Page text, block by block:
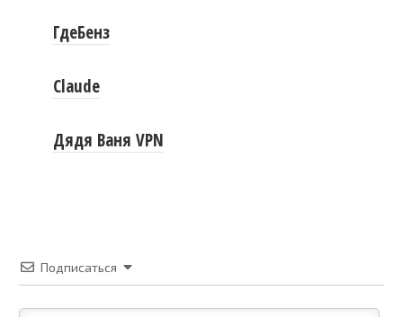
ГдеБенз
Claude
Дядя Ваня VPN
Подписаться